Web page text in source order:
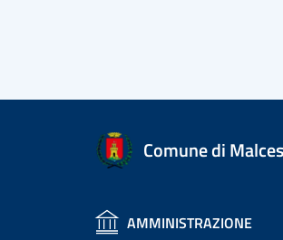
Comune di
AMMINISTRAZIONE